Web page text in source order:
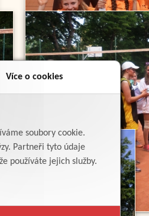
Více o cookies
soubory cookie.
Partneři tyto údaje
používáte jejich služby.